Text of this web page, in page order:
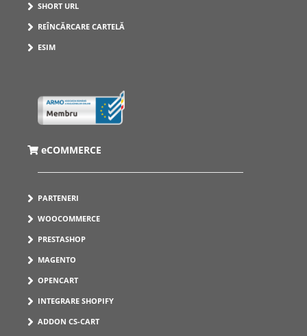
SHORT URL
REÎNCĂRCARE CARTELĂ
ESIM
eCOMMERCE
PARTENERI
WOOCOMMERCE
PRESTASHOP
MAGENTO
OPENCART
INTEGRARE SHOPIFY
ADDON CS-CART